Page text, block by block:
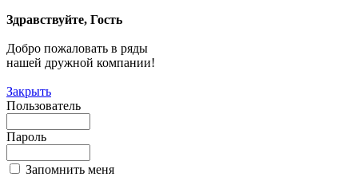
Здравствуйте, Гость
Добро пожаловать в ряды
нашей дружной компании!
Закрыть
Пользователь
Пароль
Запомнить меня